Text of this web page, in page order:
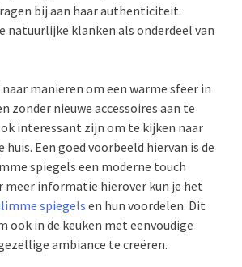
bij aan haar authenticiteit.
natuurlijke klanken als onderdeel van
manieren om een warme sfeer in
zonder nieuwe accessoires aan te
interessant zijn om te kijken naar
Een goed voorbeeld hiervan is de
spiegels een moderne touch
meer informatie hierover kun je het
spiegels en hun voordelen. Dit
ook in de keuken met eenvoudige
ambiance te creëren.